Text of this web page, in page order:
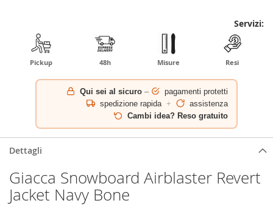
Servizi:
Pickup 48h Misure Resi
Qui sei al sicuro –
pagamenti protetti
spedizione rapida +
assistenza
Cambi idea? Reso gratuito
Dettagli
Giacca Snowboard Airblaster Revert
Jacket Navy Bone